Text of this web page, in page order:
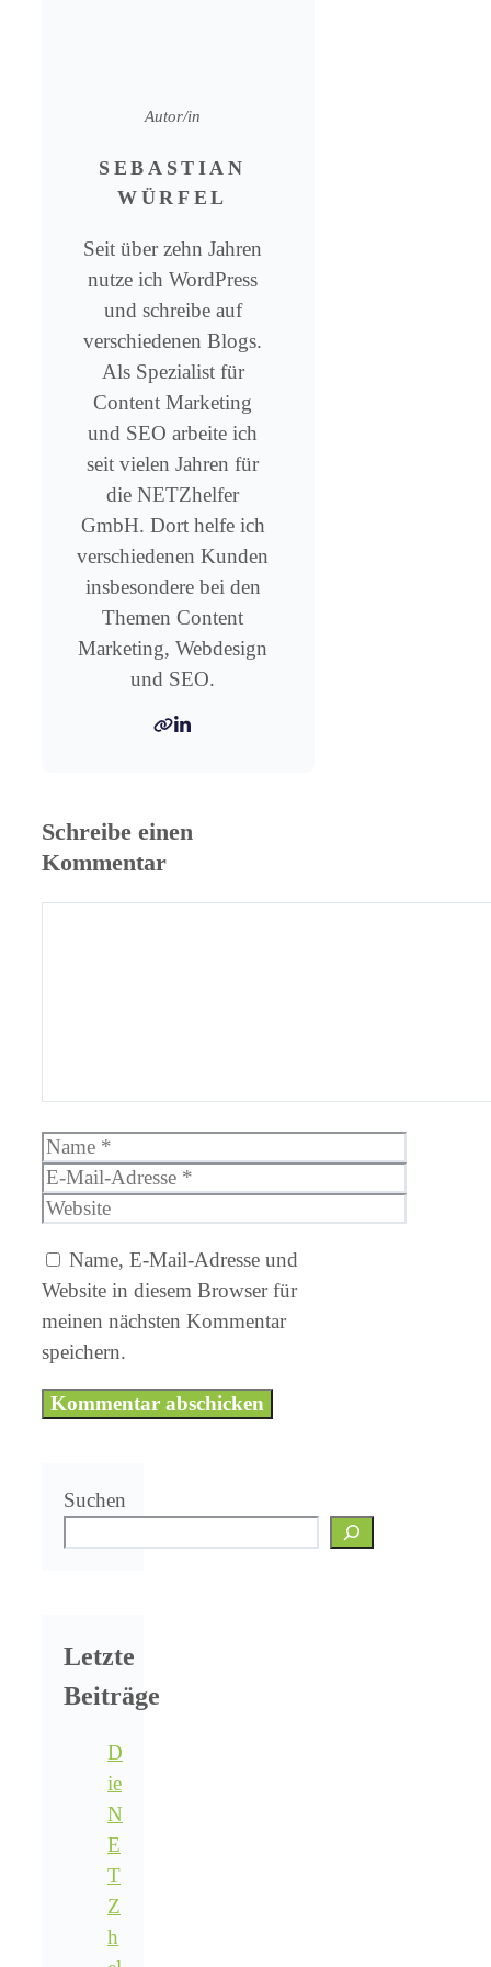
Autor/in
SEBASTIAN
WÜRFEL
Seit über zehn Jahren
nutze ich WordPress
und schreibe auf
verschiedenen Blogs.
Als Spezialist für
Content Marketing
und SEO arbeite ich
seit vielen Jahren für
die NETZhelfer
GmbH. Dort helfe ich
verschiedenen Kunden
insbesondere bei den
Themen Content
Marketing, Webdesign
und SEO.
Schreibe einen
Kommentar
Name
E-
Mail-
Website
Name, E-Mail-Adresse und
Website in diesem Browser für
meinen nächsten Kommentar
speichern.
Suchen
Letzte
Beiträge
D
ie
N
E
T
Z
h